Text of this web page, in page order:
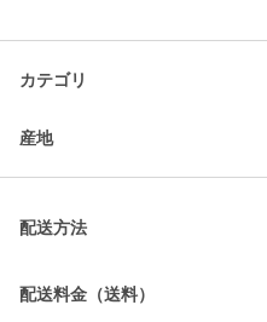
カテゴリ
産地
配送方法
配送料金（送料）